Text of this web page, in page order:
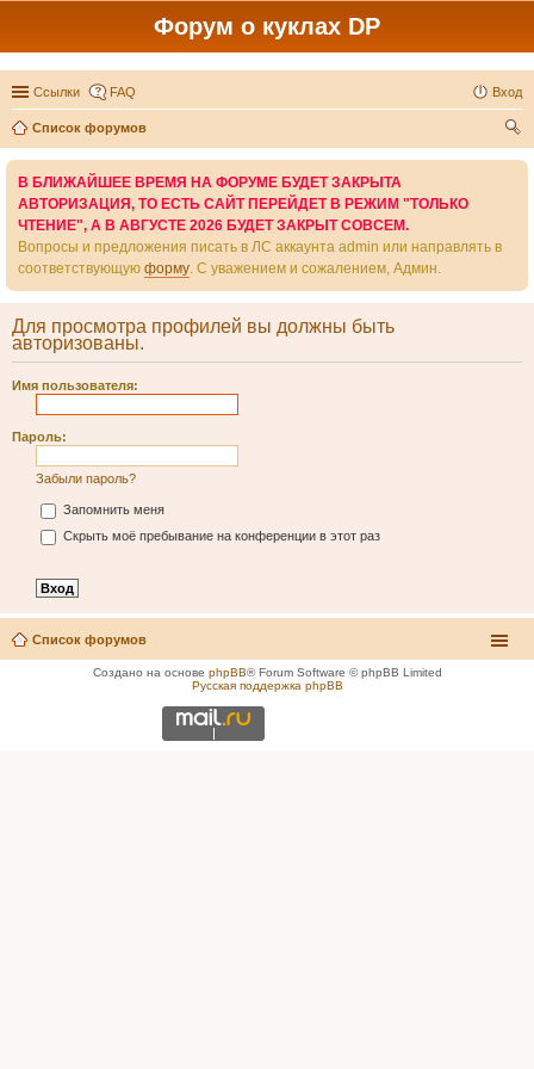
Форум о куклах DP
Ссылки FAQ Вход
Список форумов
В БЛИЖАЙШЕЕ ВРЕМЯ НА ФОРУМЕ БУДЕТ ЗАКРЫТА
АВТОРИЗАЦИЯ, ТО ЕСТЬ САЙТ ПЕРЕЙДЕТ В РЕЖИМ "ТОЛЬКО
ЧТЕНИЕ", А В АВГУСТЕ 2026 БУДЕТ ЗАКРЫТ СОВСЕМ.
Вопросы и предложения писать в ЛС аккаунта admin или направлять в
соответствующую форму. С уважением и сожалением, Админ.
Для просмотра профилей вы должны быть
авторизованы.
Имя пользователя:
Пароль:
Забыли пароль?
Запомнить меня
Скрыть моё пребывание на конференции в этот раз
Список форумов
Создано на основе phpBB® Forum Software © phpBB Limited
Русская поддержка phpBB